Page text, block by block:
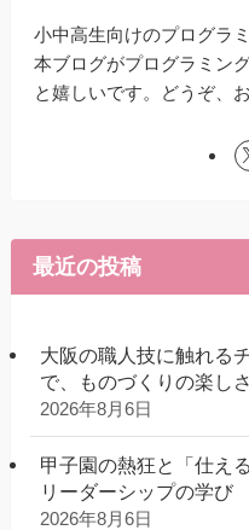
小中高生向けのプログラ
本ブログがプログラミン
と嬉しいです。どうぞ、
最近の投稿
大阪の職人技に触れる
で、ものづくりの楽し
2026年8月6日
甲子園の熱狂と「仕え
リーダーシップの学び
2026年8月6日